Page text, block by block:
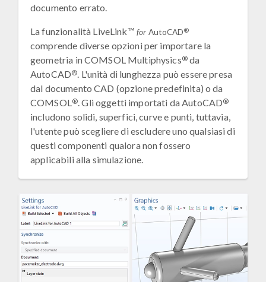
documento errato.
La funzionalità LiveLink™ for AutoCAD®
comprende diverse opzioni per importare la
geometria in COMSOL Multiphysics®da
AutoCAD®. L'unità di lunghezza può essere presa
dal documento CAD (opzione predefinita) o da
COMSOL®. Gli oggetti importati da AutoCAD®
includono solidi, superfici, curve e punti, tuttavia,
l'utente può scegliere di escludere uno qualsiasi di
questi componenti qualora non fossero
applicabili alla simulazione.